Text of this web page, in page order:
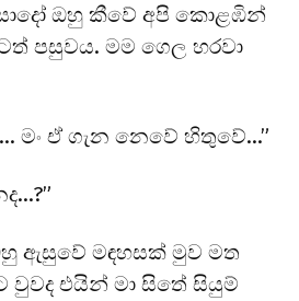
ඔහු කීවේ අපි කොළඹින්
පසුවය. මම ගෙල හරවා
මං ඒ ගැන නෙවේ හිතුවේ…”
ඇසුවේ මඳහසක් මුව මත
වුවද එයින් මා සිතේ සියුම්